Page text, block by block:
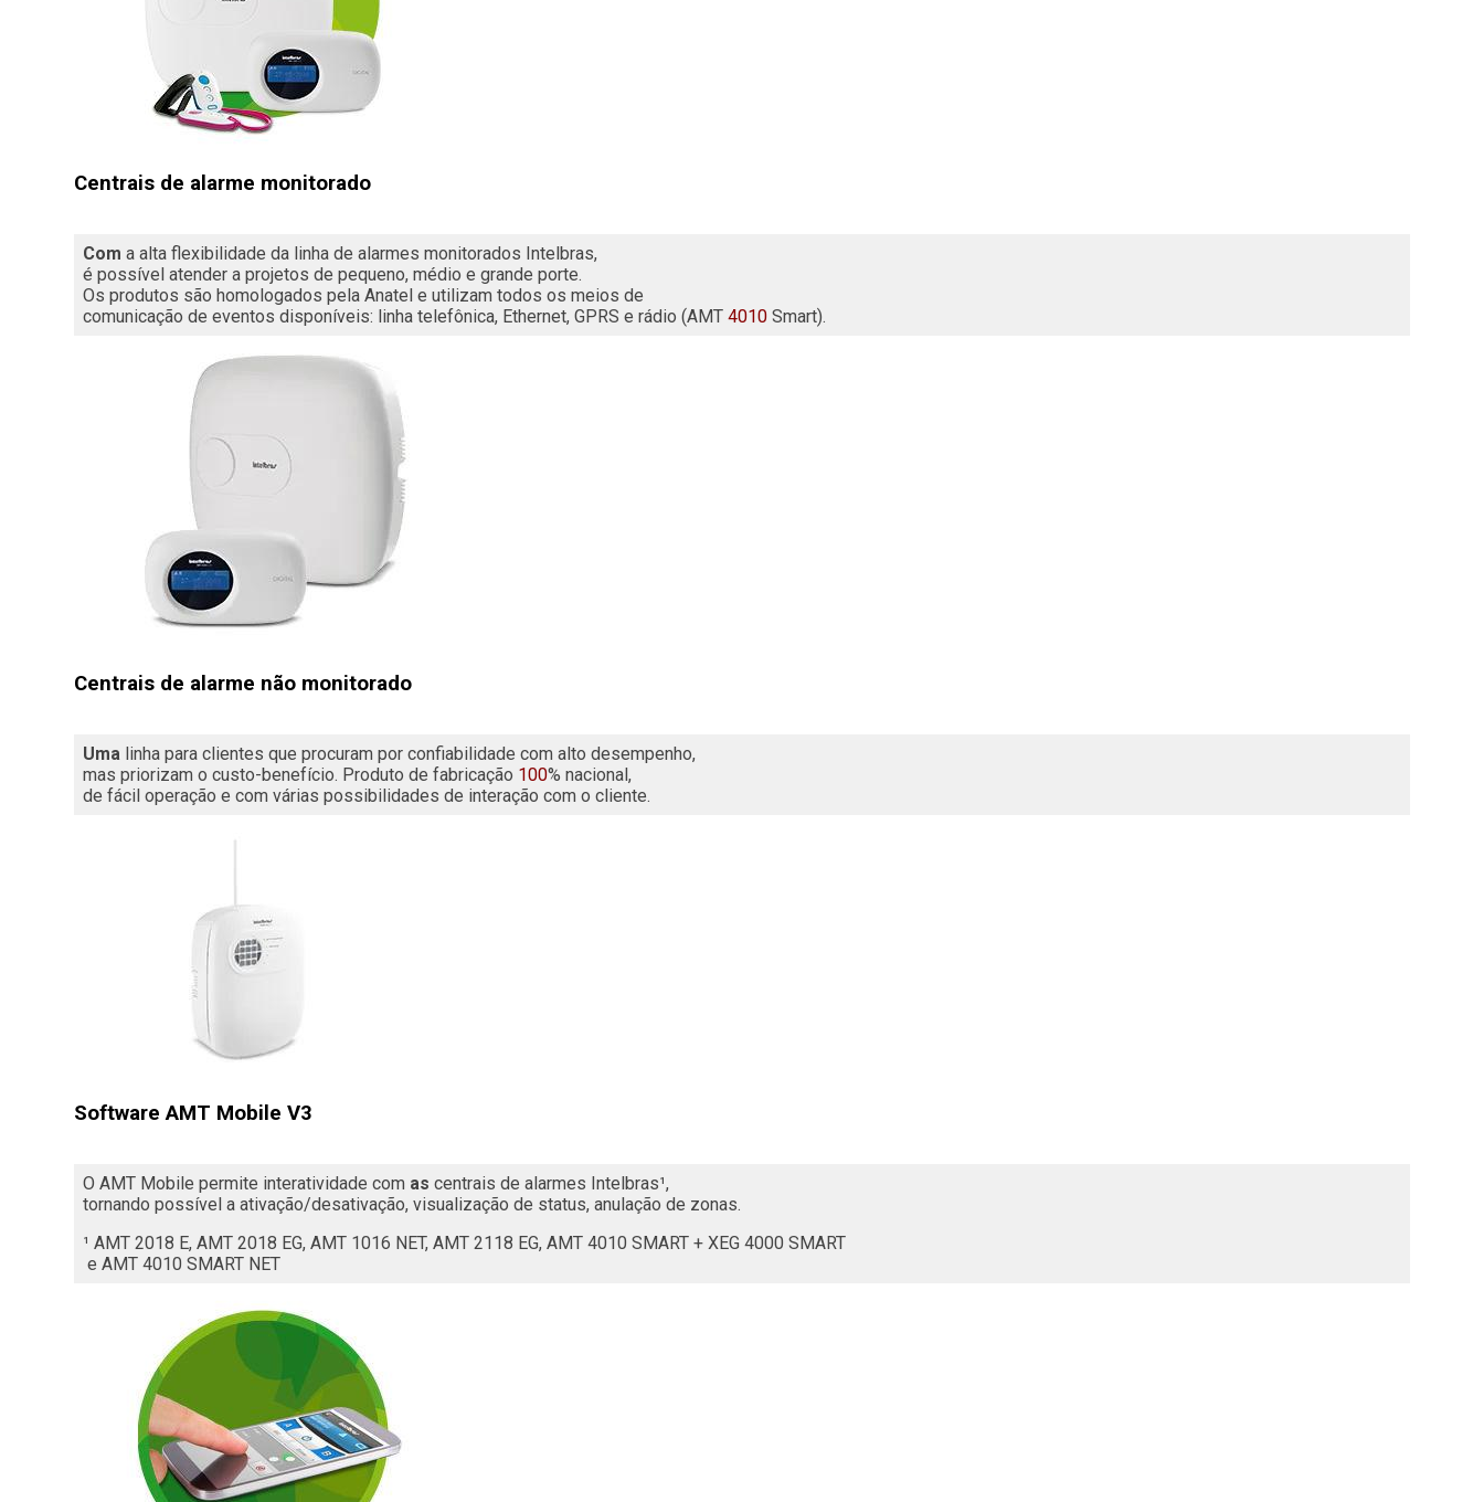
Centrais de alarme monitorado
Com a alta flexibilidade da linha de alarmes monitorados Intelbras,
é possível atender a projetos de pequeno, médio e grande porte.
Os produtos são homologados pela Anatel e utilizam todos os meios de
comunicação de eventos disponíveis: linha telefônica, Ethernet, GPRS e rádio (AMT 4010 Smart).
Centrais de alarme não monitorado
Uma linha para clientes que procuram por confiabilidade com alto desempenho,
mas priorizam o custo-benefício. Produto de fabricação 100% nacional,
de fácil operação e com várias possibilidades de interação com o cliente.
Software AMT Mobile V3
O AMT Mobile permite interatividade com as centrais de alarmes Intelbras¹,
tornando possível a ativação/desativação, visualização de status, anulação de zonas.
¹ AMT 2018 E, AMT 2018 EG, AMT 1016 NET, AMT 2118 EG, AMT 4010 SMART + XEG 4000 SMART
e AMT 4010 SMART NET